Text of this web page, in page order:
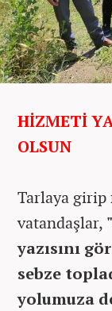
HİZMETİ
OLSUN
Tarlaya girip
vatandaşlar,
yazısını
sebze
yolumuza